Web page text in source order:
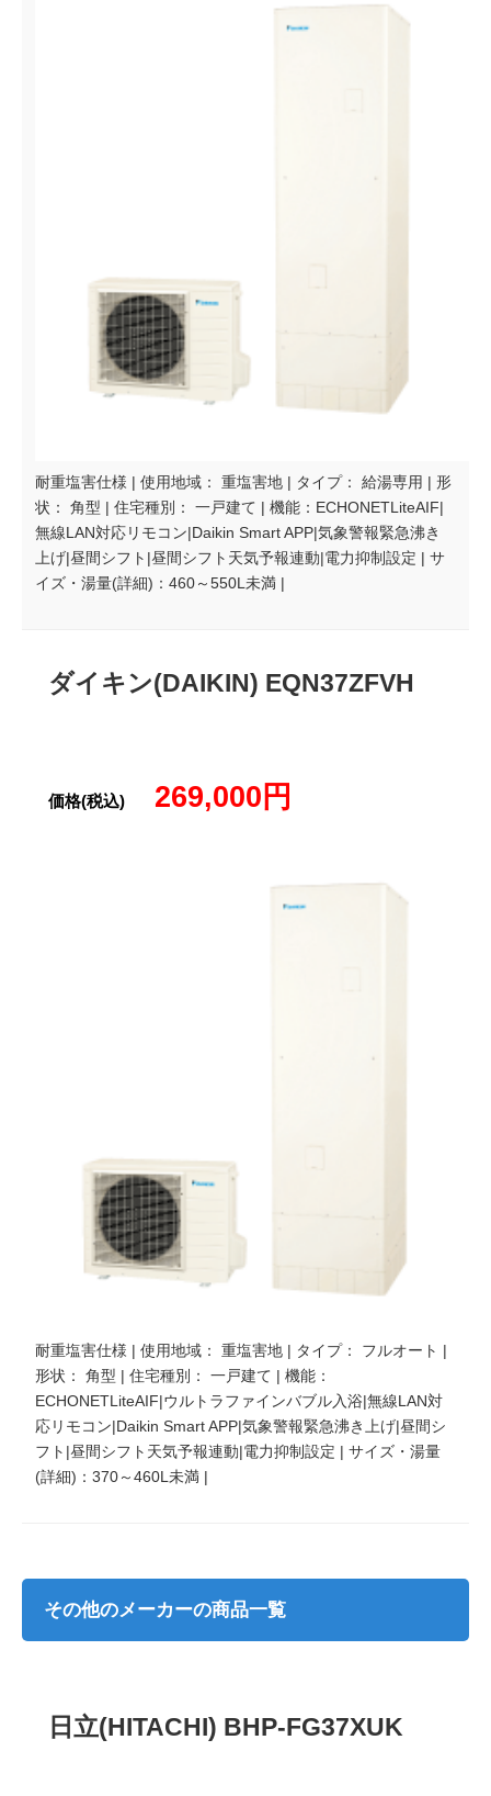
耐重塩害仕様 | 使用地域： 重塩害地 | タイプ： 給湯専用 | 形
状： 角型 | 住宅種別： 一戸建て | 機能：ECHONETLiteAIF|
無線LAN対応リモコン|Daikin Smart APP|気象警報緊急沸き
上げ|昼間シフト|昼間シフト天気予報連動|電力抑制設定 | サ
イズ・湯量(詳細)：460～550L未満 |
ダイキン(DAIKIN) EQN37ZFVH
価格(税込)269,000円
耐重塩害仕様 | 使用地域： 重塩害地 | タイプ： フルオート |
形状： 角型 | 住宅種別： 一戸建て | 機能：
ECHONETLiteAIF|ウルトラファインバブル入浴|無線LAN対
応リモコン|Daikin Smart APP|気象警報緊急沸き上げ|昼間シ
フト|昼間シフト天気予報連動|電力抑制設定 | サイズ・湯量
(詳細)：370～460L未満 |
その他のメーカーの商品一覧
日立(HITACHI) BHP-FG37XUK